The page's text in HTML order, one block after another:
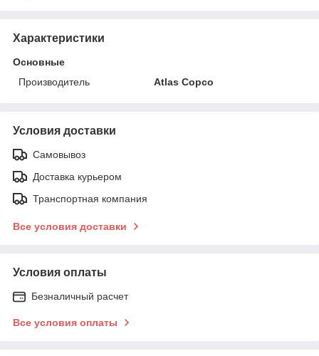
Характеристики
Основные
Производитель
Atlas Copco
Условия доставки
Самовывоз
Доставка курьером
Транспортная компания
Все условия доставки
Условия оплаты
Безналичный расчет
Все условия оплаты